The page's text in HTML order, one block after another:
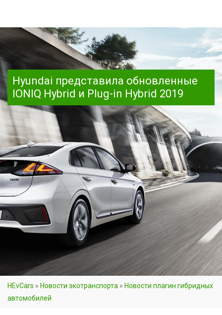
Hyundai представила обновленные
IONIQ Hybrid и Plug-in Hybrid 2019
HEvCars » Новости экотранспорта » Новости плагин гибридных
автомобилей